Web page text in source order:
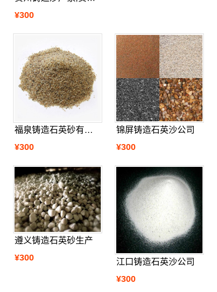
¥300
福泉铸造石英砂有卖没
¥300
锦屏铸造石英沙公司
¥300
遵义铸造石英砂生产
¥300
江口铸造石英沙公司
¥300